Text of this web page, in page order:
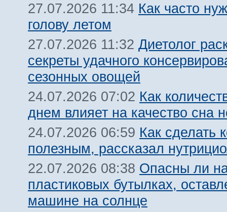
27.07.2026 11:34 Как часто
голову летом
27.07.2026 11:32 Диетолог
секреты удачного
сезонных овощей
24.07.2026 07:02 Как
днем влияет на качество сна
24.07.2026 06:59 Как сделать
полезным, рассказал
22.07.2026 08:38 Опасны ли
пластиковых бутылках,
машине на солнце